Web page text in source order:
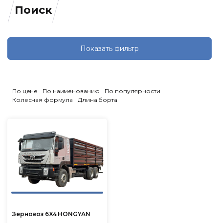
Поиск
Показать фильтр
По цене По наименованию
По популярности
Колесная формула
Длина борта
Зерновоз 6X4 HONGYAN